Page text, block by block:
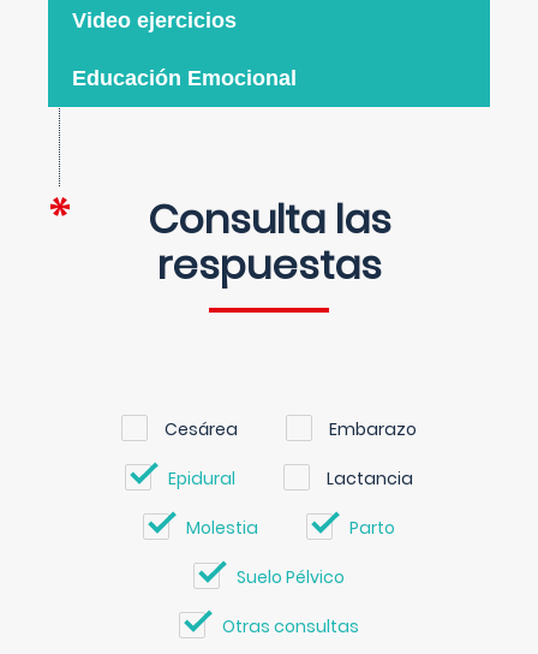
Video ejercicios
Educación Emocional
Consulta las
respuestas
Cesárea Embarazo
Epidural Lactancia
Molestia Parto
Suelo Pélvico
Otras consultas